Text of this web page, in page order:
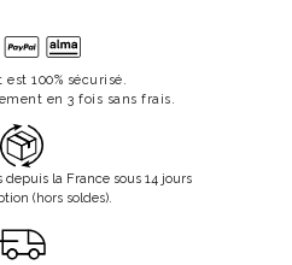
100% sécurisé.
en 3 fois sans frais.
la France sous 14 jours
(hors soldes).